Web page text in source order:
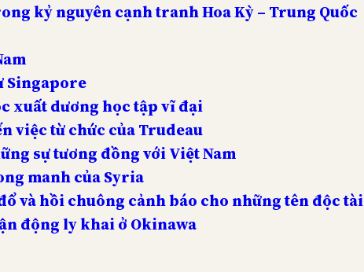
kỷ nguyên cạnh tranh Hoa Kỳ – Trung Quốc
Singapore
xuất dương học tập vĩ đại
việc từ chức của Trudeau
sự tương đồng với Việt Nam
manh của Syria
và hồi chuông cảnh báo cho những tên độc
động ly khai ở Okinawa